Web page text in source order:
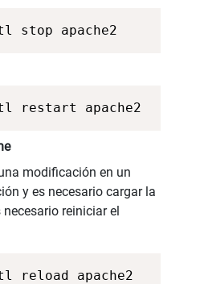
stop apache2
restart apache2
modificación en un
y es necesario cargar la
reiniciar el
reload apache2